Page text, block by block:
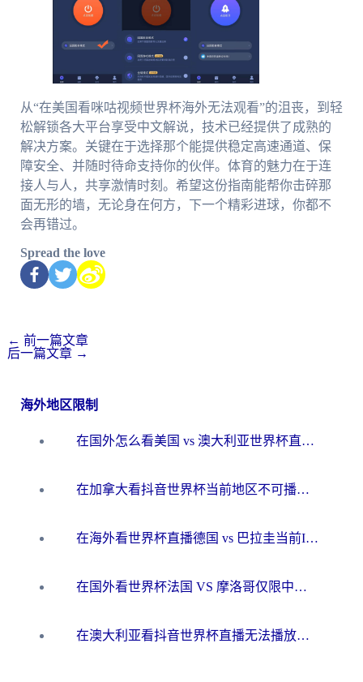
从“在美国看咪咕视频世界杯海外无法观看”的沮丧，到轻
松解锁各大平台享受中文解说，技术已经提供了成熟的
解决方案。关键在于选择那个能提供稳定高速通道、保
障安全、并随时待命支持你的伙伴。体育的魅力在于连
接人与人，共享激情时刻。希望这份指南能帮你击碎那
面无形的墙，无论身在何方，下一个精彩进球，你都不
会再错过。
Spread the love
← 前一篇文章
后一篇文章 →
海外地区限制
在国外怎么看美国 vs 澳大利亚世界杯直播？海外党必藏的中文解说观赛指南
在加拿大看抖音世界杯当前地区不可播放？海外党体育观赛终极指南
在海外看世界杯直播德国 vs 巴拉圭当前IP受限制？这篇指南帮你轻松解决地区限制
在国外看世界杯法国 VS 摩洛哥仅限中国大陆？别让地域限制拦下你的欢呼
在澳大利亚看抖音世界杯直播无法播放？海外党体育观赛终极指南来了！